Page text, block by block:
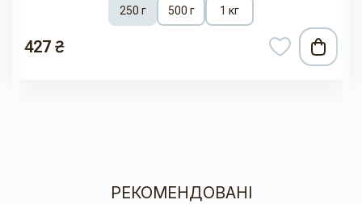
250 г 500 г 1 кг
427 ₴
РЕКОМЕНДОВАНІ